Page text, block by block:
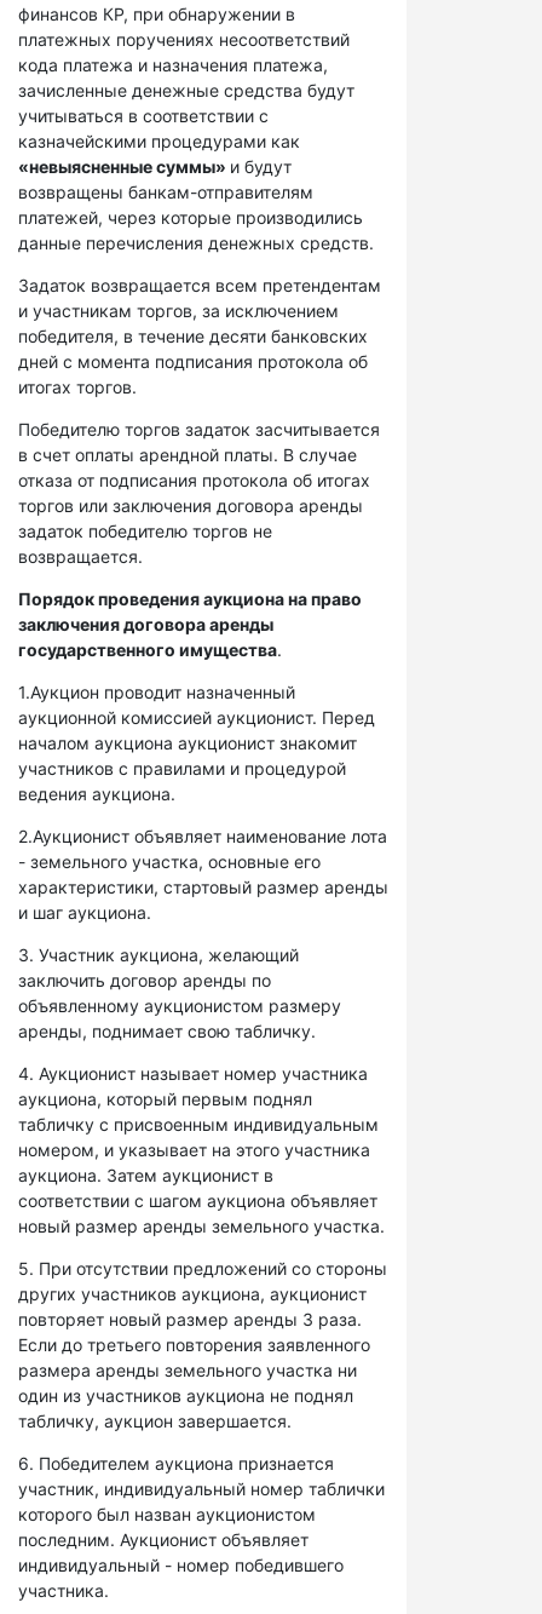
финансов КР, при обнаружении в
платежных поручениях несоответствий
кода платежа и назначения платежа,
зачисленные денежные средства будут
учитываться в соответствии с
казначейскими процедурами как
«невыясненные суммы» и будут
возвращены банкам-отправителям
платежей, через которые производились
данные перечисления денежных средств.
Задаток возвращается всем претендентам
и участникам торгов, за исключением
победителя, в течение десяти банковских
дней с момента подписания протокола об
итогах торгов.
Победителю торгов задаток засчитывается
в счет оплаты арендной платы. В случае
отказа от подписания протокола об итогах
торгов или заключения договора аренды
задаток победителю торгов не
возвращается.
Порядок проведения аукциона на право
заключения договора аренды
государственного имущества.
1.Аукцион проводит назначенный
аукционной комиссией аукционист. Перед
началом аукциона аукционист знакомит
участников с правилами и процедурой
ведения аукциона.
2.Аукционист объявляет наименование лота
- земельного участка, основные его
характеристики, стартовый размер аренды
и шаг аукциона.
3. Участник аукциона, желающий
заключить договор аренды по
объявленному аукционистом размеру
аренды, поднимает свою табличку.
4. Аукционист называет номер участника
аукциона, который первым поднял
табличку с присвоенным индивидуальным
номером, и указывает на этого участника
аукциона. Затем аукционист в
соответствии с шагом аукциона объявляет
новый размер аренды земельного участка.
5. При отсутствии предложений со стороны
других участников аукциона, аукционист
повторяет новый размер аренды 3 раза.
Если до третьего повторения заявленного
размера аренды земельного участка ни
один из участников аукциона не поднял
табличку, аукцион завершается.
6. Победителем аукциона признается
участник, индивидуальный номер таблички
которого был назван аукционистом
последним. Аукционист объявляет
индивидуальный - номер победившего
участника.